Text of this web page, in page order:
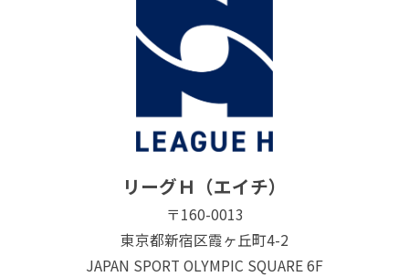
リーグＨ（エイチ）
〒160-0013
東京都新宿区霞ヶ丘町4-2
JAPAN SPORT OLYMPIC SQUARE 6F